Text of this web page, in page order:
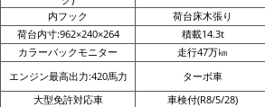
内フック
荷台床木張り
荷台内寸:962×240×264
積載14.3t
カラーバックモニター
走行47万㎞
エンジン最高出力:420馬力
ターボ車
大型免許対応車 車検付(R8/5/28)